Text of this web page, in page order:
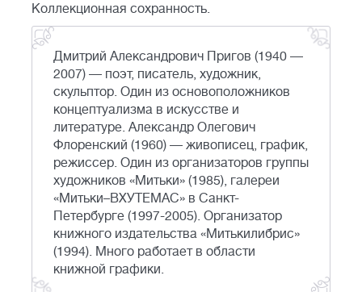
Коллекционная сохранность.
Дмитрий Александрович Пригов (1940 —
2007) — поэт, писатель, художник,
скульптор. Один из основоположников
концептуализма в искусстве и
литературе. Александр Олегович
Флоренский (1960) — живописец, график,
режиссер. Один из организаторов группы
художников «Митьки» (1985), галереи
«Митьки–ВХУТЕМАС» в Санкт-
Петербурге (1997-2005). Организатор
книжного издательства «Митькилибрис»
(1994). Много работает в области
книжной графики.